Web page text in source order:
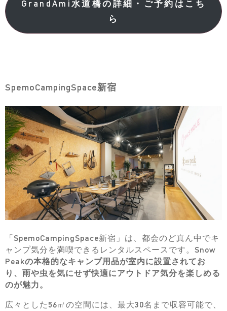
GrandAmi水道橋の詳細・ご予約はこち
ら
SpemoCampingSpace新宿
「SpemoCampingSpace新宿」は、都会のど真ん中でキ
ャンプ気分を満喫できるレンタルスペースです。 Snow
Peakの本格的なキャンプ用品が室内に設置されてお
り、雨や虫を気にせず快適にアウトドア気分を楽しめる
のが魅力。
広々とした56㎡の空間には、最大30名まで収容可能で、